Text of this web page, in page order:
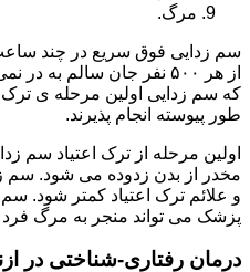
مرگ.
از هر ۵۰۰ نفر جان سالم به
که سم زدایی اولین مرحله ی ترک
طور پیوسته انجام پذیرند.
اولین مرحله از ترک اعتیاد سم
مخدر از بدن زدوده می شود.
و علائم ترک اعتیاد کمتر شود.
پزشک می تواند منجر به مرگ
درمان رفتاری-شناختی در